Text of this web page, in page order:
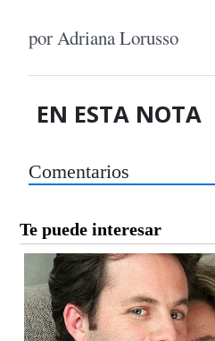
por Adriana Lorusso
EN ESTA NOTA
Comentarios